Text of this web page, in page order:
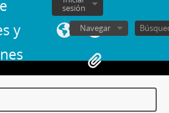
y
sesión
Navegar